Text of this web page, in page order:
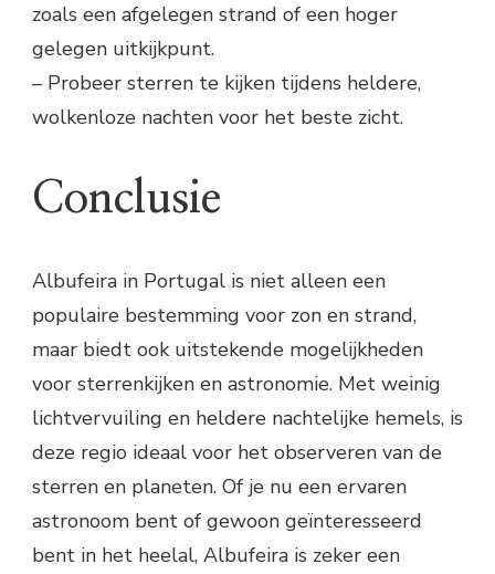
zoals een afgelegen strand of een hoger
gelegen uitkijkpunt.
– Probeer sterren te kijken tijdens heldere,
wolkenloze nachten voor het beste zicht.
Conclusie
Albufeira in Portugal is niet alleen een
populaire bestemming voor zon en strand,
maar biedt ook uitstekende mogelijkheden
voor sterrenkijken en astronomie. Met weinig
lichtvervuiling en heldere nachtelijke hemels, is
deze regio ideaal voor het observeren van de
sterren en planeten. Of je nu een ervaren
astronoom bent of gewoon geïnteresseerd
bent in het heelal, Albufeira is zeker een